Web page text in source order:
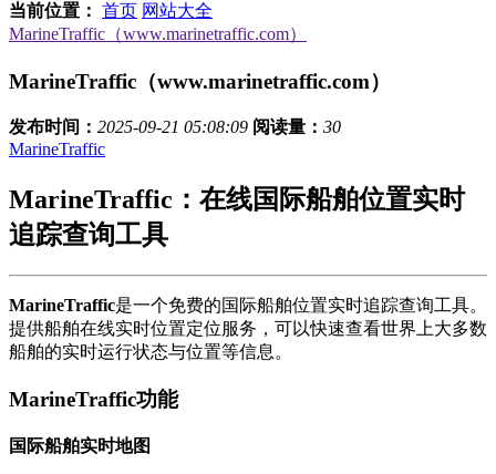
当前位置： 首页 网站大全
MarineTraffic（www.marinetraffic.com）
MarineTraffic（www.marinetraffic.com）
发布时间： 2025-09-21 05:08:09 阅读量： 30
MarineTraffic
MarineTraffic：在线国际船舶位置实时
追踪查询工具
MarineTraffic是一个免费的国际船舶位置实时追踪查询工具。
提供船舶在线实时位置定位服务，可以快速查看世界上大多数
船舶的实时运行状态与位置等信息。
MarineTraffic功能
国际船舶实时地图